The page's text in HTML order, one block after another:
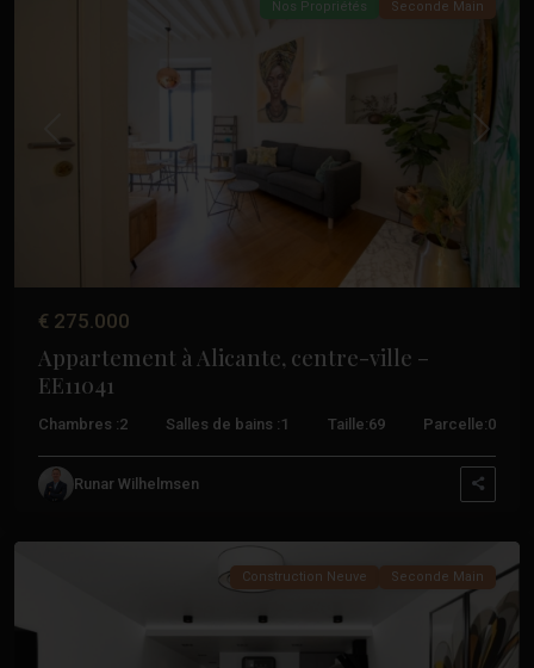
Précédent Suivant
Nos Propriétés Seconde Main
€ 275.000
Appartement à Alicante, centre-ville –
EE11041
Chambres :2 Salles de bains : 1 Taille:69 Parcelle:0
Runar Wilhelmsen
Daya
Nueva,
Construction Neuve Seconde Main